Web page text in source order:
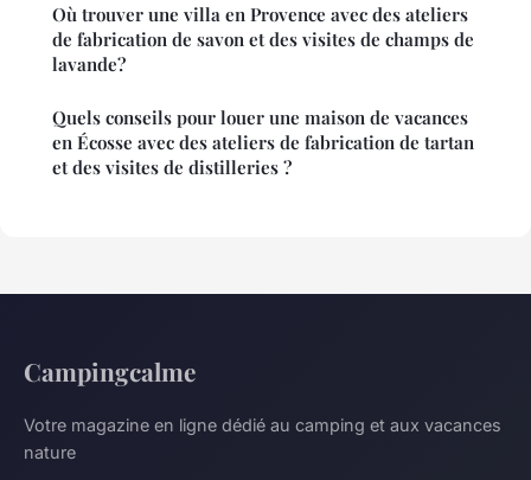
Où trouver une villa en Provence avec des ateliers
de fabrication de savon et des visites de champs de
lavande?
Quels conseils pour louer une maison de vacances
en Écosse avec des ateliers de fabrication de tartan
et des visites de distilleries ?
Campingcalme
Votre magazine en ligne dédié au camping et aux vacances
nature